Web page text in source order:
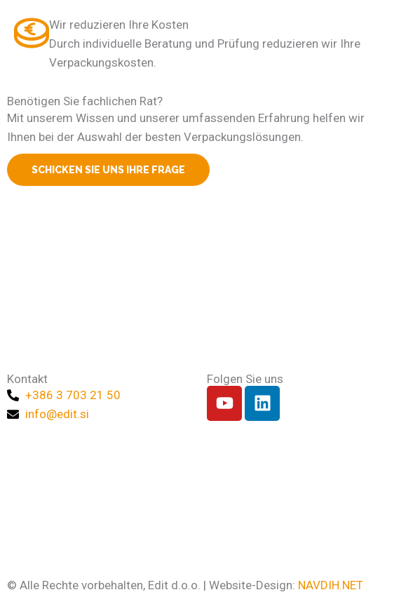
Wir reduzieren Ihre Kosten
Durch individuelle Beratung und Prüfung reduzieren wir Ihre
Verpackungskosten.
Benötigen Sie fachlichen Rat?
Mit unserem Wissen und unserer umfassenden Erfahrung helfen wir
Ihnen bei der Auswahl der besten Verpackungslösungen.
SCHICKEN SIE UNS IHRE FRAGE
Kontakt
+386 3 703 21 50
info@edit.si
Folgen Sie uns
Y
o
L
i
© Alle Rechte vorbehalten, Edit d.o.o. | Website-Design: NAVDIH.NET